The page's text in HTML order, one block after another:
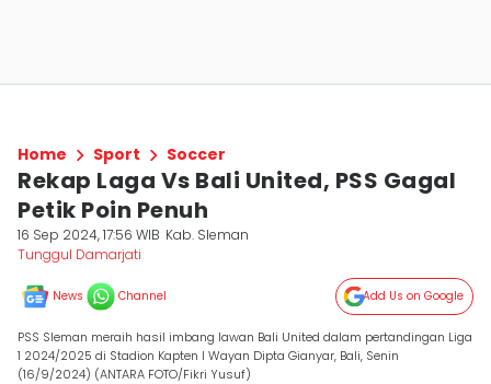
Home Sport Soccer
Rekap Laga Vs Bali United, PSS Gagal
Petik Poin Penuh
16 Sep 2024, 17:56 WIB Kab. Sleman
Tunggul Damarjati
News Channel Add Us on Google
PSS Sleman meraih hasil imbang lawan Bali United dalam pertandingan Liga
1 2024/2025 di Stadion Kapten I Wayan Dipta Gianyar, Bali, Senin
(16/9/2024) (ANTARA FOTO/Fikri Yusuf)